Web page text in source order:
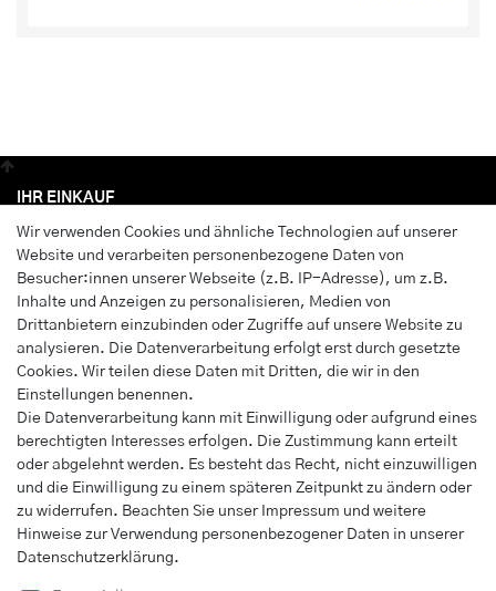
Wir verwenden Cookies und ähnliche Technologien auf unserer
Website und verarbeiten personenbezogene Daten von
Besucher:innen unserer Webseite (z.B. IP-Adresse), um z.B.
Inhalte und Anzeigen zu personalisieren, Medien von
Drittanbietern einzubinden oder Zugriffe auf unsere Website zu
analysieren. Die Datenverarbeitung erfolgt erst durch gesetzte
Cookies. Wir teilen diese Daten mit Dritten, die wir in den
Einstellungen benennen.
Die Datenverarbeitung kann mit Einwilligung oder aufgrund eines
berechtigten Interesses erfolgen. Die Zustimmung kann erteilt
oder abgelehnt werden. Es besteht das Recht, nicht einzuwilligen
und die Einwilligung zu einem späteren Zeitpunkt zu ändern oder
zu widerrufen. Beachten Sie unser Impressum und weitere
Hinweise zur Verwendung personenbezogener Daten in unserer
Daten­schutz­erklärung.
IHR EINKAUF
Anmelden
Wunschliste
Warenkorb
Kasse
INFORMATIONEN
Widerrufs­recht
Impressum
Daten­schutz­erklärung
AGB